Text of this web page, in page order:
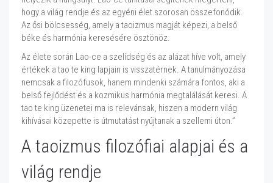
hogy a világ rendje és az egyéni élet szorosan összefonódik.
Az ősi bölcsesség, amely a taoizmus magját képezi, a belső
béke és harmónia keresésére ösztönöz.
Az élete során Lao-ce a szelídség és az alázat híve volt, amely
értékek a tao te king lapjain is visszatérnek. A tanulmányozása
nemcsak a filozófusok, hanem mindenki számára fontos, aki a
belső fejlődést és a kozmikus harmónia megtalálását keresi. A
tao te king üzenetei ma is relevánsak, hiszen a modern világ
kihívásai közepette is útmutatást nyújtanak a szellemi úton.”
A taoizmus filozófiai alapjai és a
világ rendje